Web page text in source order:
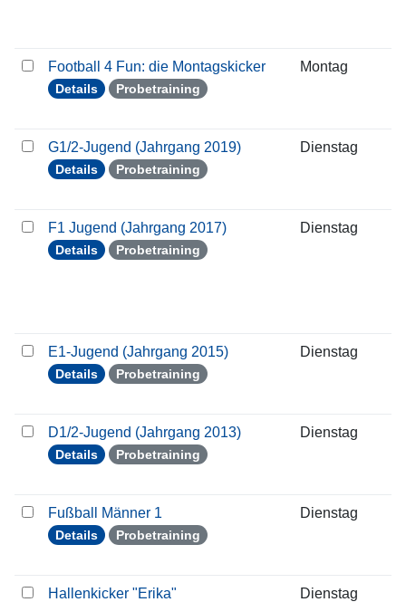
Football 4 Fun: die Montagskicker
Details Probetraining
Montag
G1/2-Jugend (Jahrgang 2019)
Details Probetraining
Dienstag
F1 Jugend (Jahrgang 2017)
Details Probetraining
Dienstag
E1-Jugend (Jahrgang 2015)
Details Probetraining
Dienstag
D1/2-Jugend (Jahrgang 2013)
Details Probetraining
Dienstag
Fußball Männer 1
Details Probetraining
Dienstag
Hallenkicker "Erika" Dienstag